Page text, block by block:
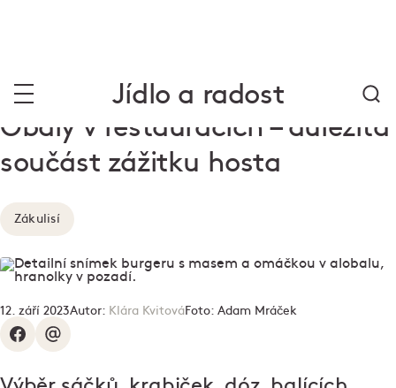
Jídlo a radost
Obaly v restauracích – důležitá
součást zážitku hosta
Zákulisí
12. září 2023Autor: Klára KvitováFoto: Adam Mráček